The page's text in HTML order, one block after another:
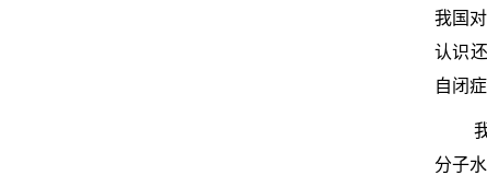
我国
认识
自闭
分子